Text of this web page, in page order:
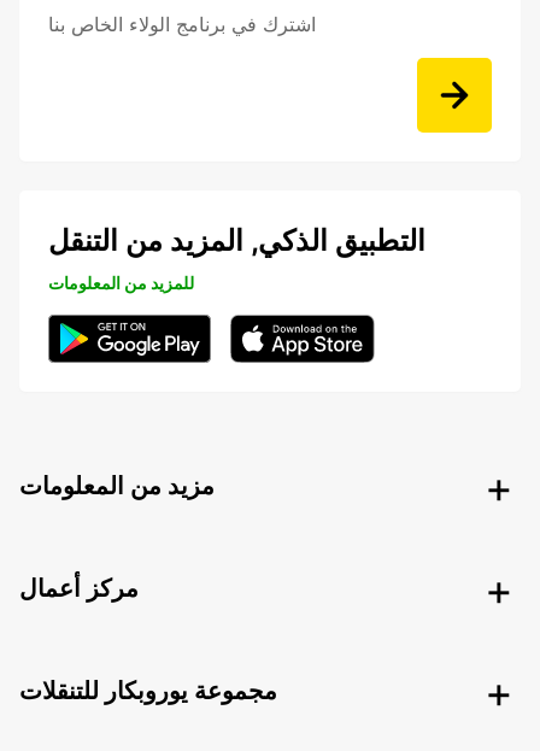
اشترك في برنامج الولاء الخاص بنا
التطبيق الذكي, المزيد من التنقل
للمزيد من المعلومات
مزيد من المعلومات
مركز أعمال
مجموعة يوروبكار للتنقلات